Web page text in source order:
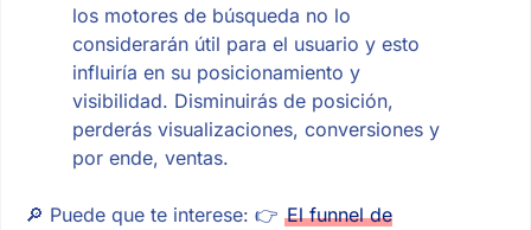
los motores de búsqueda no lo
considerarán útil para el usuario y esto
influiría en su posicionamiento y
visibilidad. Disminuirás de posición,
perderás visualizaciones, conversiones y
por ende, ventas.
🔎 Puede que te interese: 👉 El funnel de